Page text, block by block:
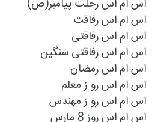
اس ام اس رحلت پيامبر(ص)
اس ام اس رفاقت
اس ام اس رفاقتی
اس ام اس رفاقتی سنگین
اس ام اس رمضان
اس ام اس رو ز معلم
اس ام اس رو ز مهندس
اس ام اس روز 8 مارس